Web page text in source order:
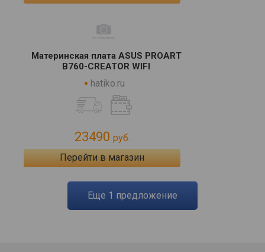
Материнская плата ASUS PROART
B760-CREATOR WIFI
hatiko.ru
23490 руб.
Перейти в магазин
eще 1 предложение